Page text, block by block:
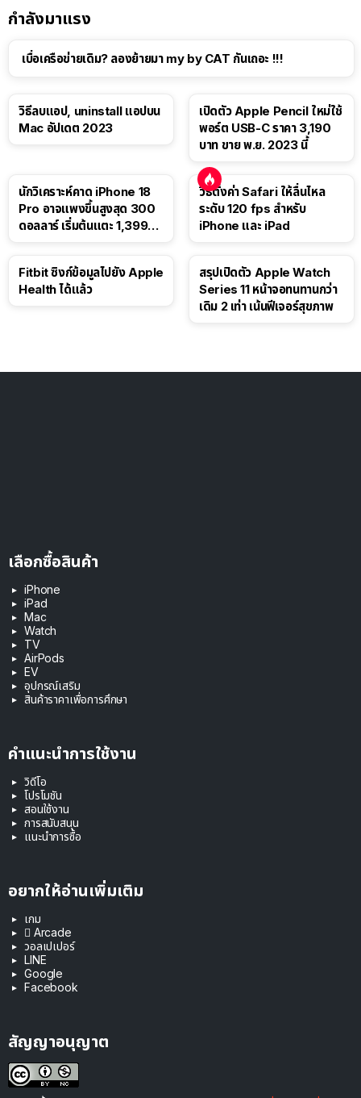
กำลังมาแรง
เบื่อเครือข่ายเดิม? ลองย้ายมา my by CAT กันเถอะ !!!
วิธีลบแอป, uninstall แอปบน
Mac อัปเดต 2023
เปิดตัว Apple Pencil ใหม่ใช้
พอร์ต USB-C ราคา 3,190
บาท ขาย พ.ย. 2023 นี้
นักวิเคราะห์คาด iPhone 18
Pro อาจแพงขึ้นสูงสุด 300
ดอลลาร์ เริ่มต้นแตะ 1,399
วิธีตั้งค่า Safari ให้ลื่นไหล
ระดับ 120 fps สำหรับ
iPhone และ iPad
Fitbit ซิงก์ข้อมูลไปยัง Apple
Health ได้แล้ว
สรุปเปิดตัว Apple Watch
Series 11 หน้าจอทนทานกว่า
เดิม 2 เท่า เน้นฟีเจอร์สุขภาพ
เลือกซื้อสินค้า
iPhone
iPad
Mac
Watch
TV
AirPods
EV
อุปกรณ์เสริม
สินค้าราคาเพื่อการศึกษา
คำแนะนำการใช้งาน
วิดีโอ
โปรโมชัน
สอนใช้งาน
การสนับสนุน
แนะนำการซื้อ
อยากให้อ่านเพิ่มเติม
เกม
 Arcade
วอลเปเปอร์
LINE
Google
Facebook
สัญญาอนุญาต